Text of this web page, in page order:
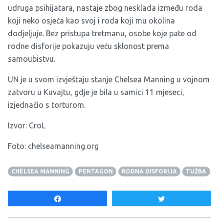
udruga psihijatara, nastaje zbog nesklada između roda
koji neko osjeća kao svoj i roda koji mu okolina
dodjeljuje. Bez pristupa tretmanu, osobe koje pate od
rodne disforije pokazuju veću sklonost prema
samoubistvu.
UN je u svom izvještaju stanje Chelsea Manning u vojnom
zatvoru u Kuvajtu, gdje je bila u samici 11 mjeseci,
izjednačio s torturom.
Izvor: CroL
Foto: chelseamanning.org
CHELSEA MANNING PENTAGON RODNA DISFORIJA TUŽBA